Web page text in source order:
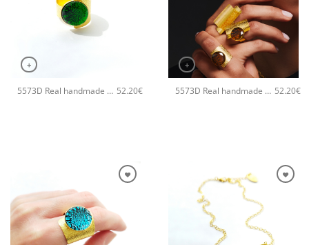
+
5573D Real handmade crystal big χειροποίητο δαχτυλιδι Catherine bijoux Πράσινο 52.20€
+
5573D Real handmade crystal big χειροποίητο δαχτυλιδι Catherine bijoux Ασημί 52.20€